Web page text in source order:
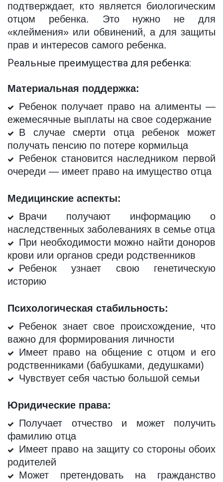
подтверждает, кто является биологическим
отцом ребенка. Это нужно не для
«клеймения» или обвинений, а для защиты
прав и интересов самого ребенка.
Реальные преимущества для ребенка:
Материальная поддержка:
Ребенок получает право на алименты —
ежемесячные выплаты на свое содержание
В случае смерти отца ребенок может
получать пенсию по потере кормильца
Ребенок становится наследником первой
очереди — имеет право на имущество отца
Медицинские аспекты:
Врачи получают информацию о
наследственных заболеваниях в семье отца
При необходимости можно найти доноров
крови или органов среди родственников
Ребенок узнает свою генетическую
историю
Психологическая стабильность:
Ребенок знает свое происхождение, что
важно для формирования личности
Имеет право на общение с отцом и его
родственниками (бабушками, дедушками)
Чувствует себя частью большой семьи
Юридические права:
Получает отчество и может получить
фамилию отца
Имеет право на защиту со стороны обоих
родителей
Может претендовать на гражданство